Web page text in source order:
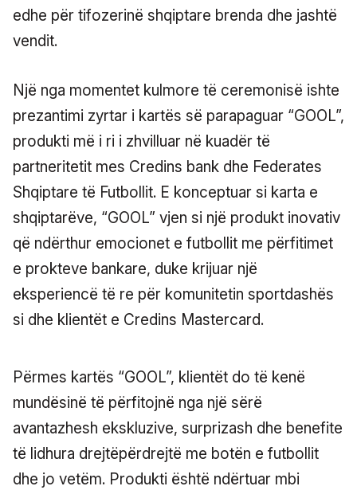
edhe për tifozerinë shqiptare brenda dhe jashtë
vendit.
Një nga momentet kulmore të ceremonisë ishte
prezantimi zyrtar i kartës së parapaguar “GOOL”,
produkti më i ri i zhvilluar në kuadër të
partneritetit mes Credins bank dhe Federates
Shqiptare të Futbollit. E konceptuar si karta e
shqiptarëve, “GOOL” vjen si një produkt inovativ
që ndërthur emocionet e futbollit me përfitimet
e prokteve bankare, duke krijuar një
eksperiencë të re për komunitetin sportdashës
si dhe klientët e Credins Mastercard.
Përmes kartës “GOOL”, klientët do të kenë
mundësinë të përfitojnë nga një sërë
avantazhesh ekskluzive, surprizash dhe benefite
të lidhura drejtëpërdrejtë me botën e futbollit
dhe jo vetëm. Produkti është ndërtuar mbi